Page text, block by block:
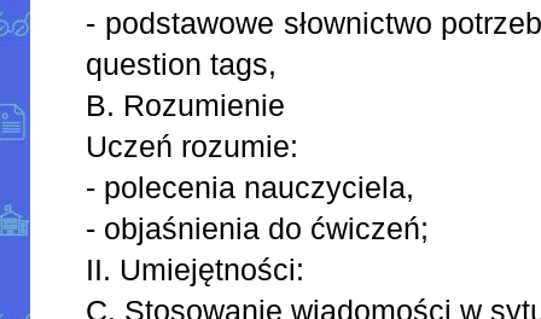
- podstawowe słownictwo
question tags,
B. Rozumienie
Uczeń rozumie:
- polecenia nauczyciela,
- objaśnienia do ćwiczeń;
II. Umiejętności:
C. Stosowanie wiadomości w